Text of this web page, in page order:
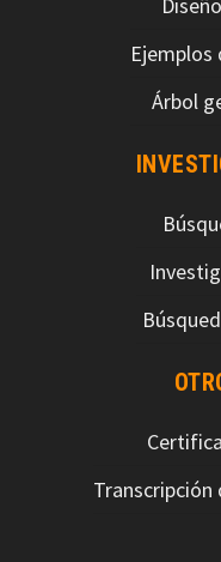
Ejemplos
Árbol